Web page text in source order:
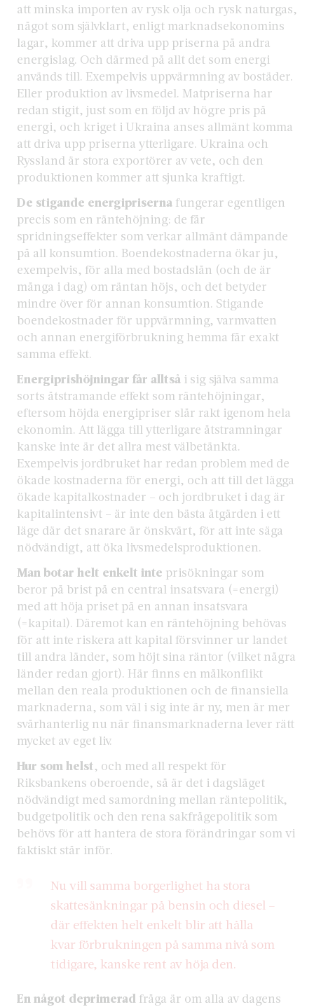
att minska importen av rysk olja och rysk naturgas,
något som självklart, enligt marknadsekonomins
lagar, kommer att driva upp priserna på andra
energislag. Och därmed på allt det som energi
används till. Exempelvis uppvärmning av bostäder.
Eller produktion av livsmedel. Matpriserna har
redan stigit, just som en följd av högre pris på
energi, och kriget i Ukraina anses allmänt komma
att driva upp priserna ytterligare. Ukraina och
Ryssland är stora exportörer av vete, och den
produktionen kommer att sjunka kraftigt.
De stigande energipriserna fungerar egentligen
precis som en räntehöjning: de får
spridningseffekter som verkar allmänt dämpande
på all konsumtion. Boendekostnaderna ökar ju,
exempelvis, för alla med bostadslån (och de är
många i dag) om räntan höjs, och det betyder
mindre över för annan konsumtion. Stigande
boendekostnader för uppvärmning, varmvatten
och annan energiförbrukning hemma får exakt
samma effekt.
Energiprishöjningar får alltså i sig själva samma
sorts åtstramande effekt som räntehöjningar,
eftersom höjda energipriser slår rakt igenom hela
ekonomin. Att lägga till ytterligare åtstramningar
kanske inte är det allra mest välbetänkta.
Exempelvis jordbruket har redan problem med de
ökade kostnaderna för energi, och att till det lägga
ökade kapitalkostnader – och jordbruket i dag är
kapitalintensivt – är inte den bästa åtgärden i ett
läge där det snarare är önskvärt, för att inte säga
nödvändigt, att öka livsmedelsproduktionen.
Man botar helt enkelt inte prisökningar som
beror på brist på en central insatsvara (=energi)
med att höja priset på en annan insatsvara
(=kapital). Däremot kan en räntehöjning behövas
för att inte riskera att kapital försvinner ur landet
till andra länder, som höjt sina räntor (vilket några
länder redan gjort). Här finns en målkonflikt
mellan den reala produktionen och de finansiella
marknaderna, som väl i sig inte är ny, men är mer
svårhanterlig nu när finansmarknaderna lever rätt
mycket av eget liv.
Hur som helst, och med all respekt för
Riksbankens oberoende, så är det i dagsläget
nödvändigt med samordning mellan räntepolitik,
budgetpolitik och den rena sakfrågepolitik som
behövs för att hantera de stora förändringar som vi
faktiskt står inför.
Nu vill samma borgerlighet ha stora
skattesänkningar på bensin och diesel –
där effekten helt enkelt blir att hålla
kvar förbrukningen på samma nivå som
tidigare, kanske rent av höja den.
En något deprimerad fråga är om alla av dagens